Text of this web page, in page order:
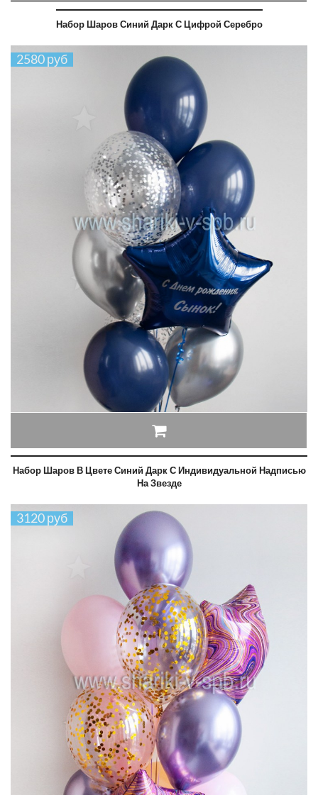
Набор Шаров Синий Дарк С Цифрой Серебро
2580 руб
Набор Шаров В Цвете Синий Дарк С Индивидуальной Надписью
На Звезде
3120 руб